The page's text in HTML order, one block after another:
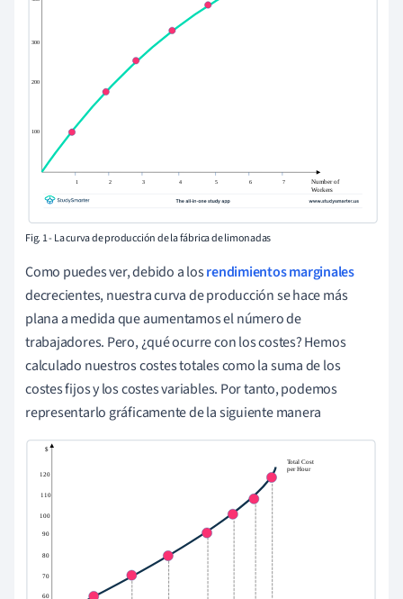
Fig. 1 - La curva de producción de la fábrica de limonadas
Como puedes ver, debido a losrendimientos marginales
decrecientes, nuestra curva de producción se hace más
plana a medida que aumentamos el número de
trabajadores. Pero, ¿qué ocurre con los costes? Hemos
calculado nuestros costes totales como la suma de los
costes fijos y los costes variables. Por tanto, podemos
representarlo gráficamente de la siguiente manera